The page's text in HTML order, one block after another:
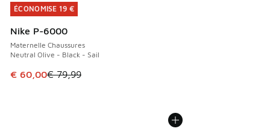
ÉCONOMISE 19 €
Nike P-6000
Maternelle Chaussures
Neutral Olive - Black - Sail
Cet article est en promotion. Prix en baisse de € 79,99 à
€ 60,00€ 79,99
ÉCONOMISE 19 €